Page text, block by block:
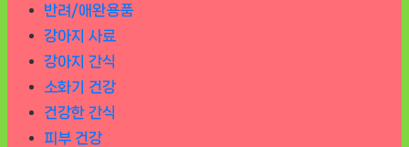
반려/애완용품
강아지 사료
강아지 간식
소화기 건강
건강한 간식
피부 건강